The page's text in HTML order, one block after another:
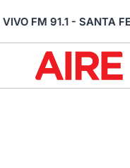
FM 91.1 - SANTA FE